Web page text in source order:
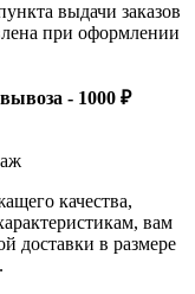
выдачи заказов
при оформлении
- 1000 ₽
качества,
вам
доставки в размере